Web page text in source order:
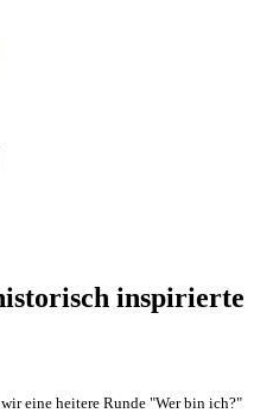
inspirierte
eine heitere Runde "Wer bin ich?"